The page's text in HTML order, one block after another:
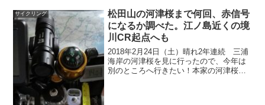
サイクリング
松田山の河津桜まで何回、赤信号
になるか調べた。江ノ島近くの境
川CR起点へも
2018年2月24日（土）晴れ2年連続 三浦
海岸の河津桜を見に行ったので、今年は
別のところへ行きたい！本家の河津桜は